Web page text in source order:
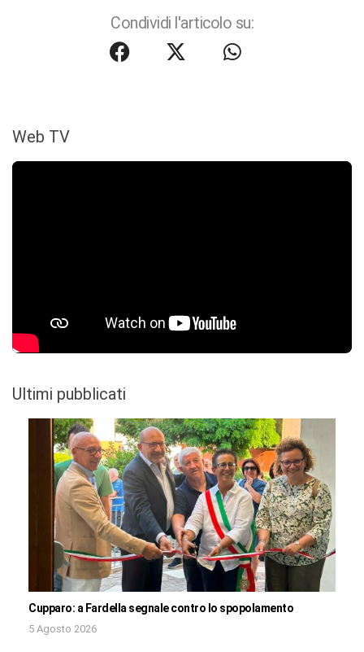
Condividi l'articolo su:
Web TV
Ultimi pubblicati
Cupparo: a Fardella segnale contro lo spopolamento
5 Agosto 2026